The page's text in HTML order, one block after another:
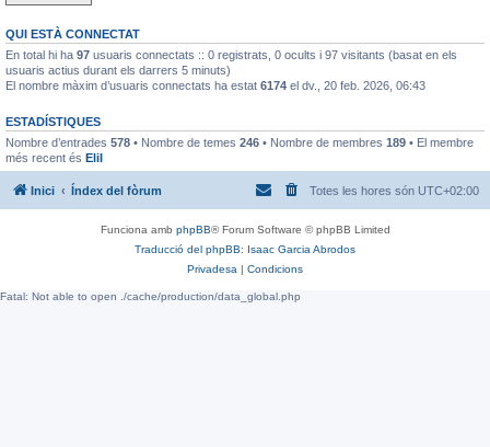
QUI ESTÀ CONNECTAT
En total hi ha 97 usuaris connectats :: 0 registrats, 0 ocults i 97 visitants (basat en els
usuaris actius durant els darrers 5 minuts)
El nombre màxim d’usuaris connectats ha estat 6174 el dv., 20 feb. 2026, 06:43
ESTADÍSTIQUES
Nombre d’entrades 578 • Nombre de temes 246 • Nombre de membres 189 • El membre
més recent és EliI
Inici Índex del fòrum Totes les hores són UTC+02:00
Funciona amb phpBB® Forum Software © phpBB Limited
Traducció del phpBB: Isaac Garcia Abrodos
Privadesa | Condicions
Fatal: Not able to open ./cache/production/data_global.php